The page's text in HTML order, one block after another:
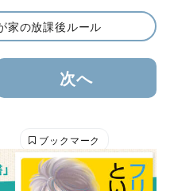
の放課後ルール
次へ
ブックマーク